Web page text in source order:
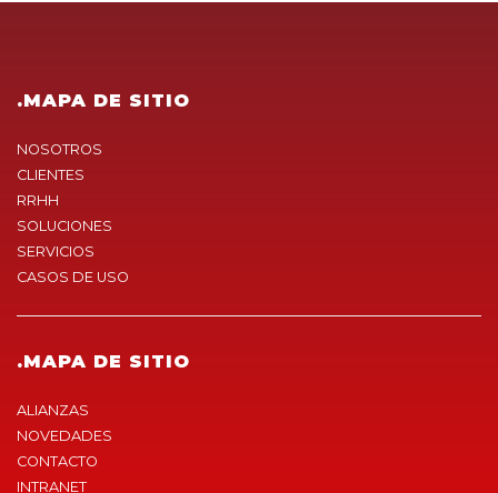
.MAPA DE SITIO
NOSOTROS
CLIENTES
RRHH
SOLUCIONES
SERVICIOS
CASOS DE USO
.MAPA DE SITIO
ALIANZAS
NOVEDADES
CONTACTO
INTRANET